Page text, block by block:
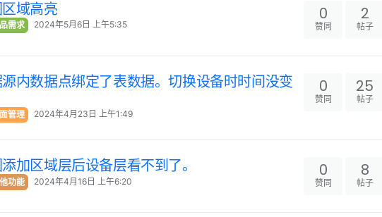
域高亮
需求 2024年5月6日 上午5:35
0
赞同
2
帖子
内数据点绑定了表数据。切换设备时时间没变
管理 2024年4月23日 上午1:49
0
赞同
25
帖子
加区域层后设备层看不到了。
功能 2024年4月16日 上午6:20
0
赞同
8
帖子